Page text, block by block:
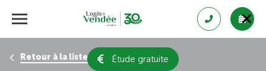
Étude gratuite
Retour à la liste des résultats